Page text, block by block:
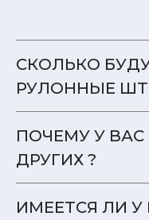
СКОЛЬКО
РУЛОННЫЕ
ПОЧЕМУ У
ДРУГИХ ?
ИМЕЕТСЯ ЛИ У